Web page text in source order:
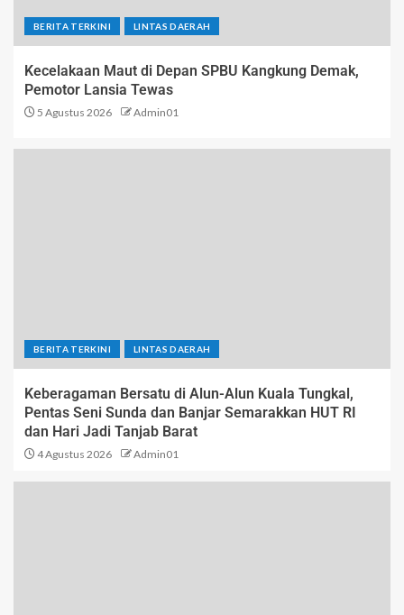
BERITA TERKINI LINTAS DAERAH
Kecelakaan Maut di Depan SPBU Kangkung Demak,
Pemotor Lansia Tewas
5 Agustus 2026 Admin01
BERITA TERKINI LINTAS DAERAH
Keberagaman Bersatu di Alun-Alun Kuala Tungkal,
Pentas Seni Sunda dan Banjar Semarakkan HUT RI
dan Hari Jadi Tanjab Barat
4 Agustus 2026 Admin01